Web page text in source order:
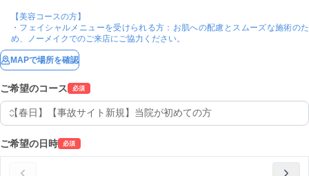
【美容コースの方】
・フェイシャルメニューを受けられる方：お肌への配慮とスムーズな施術のた
め、ノーメイクでのご来店にご協力ください。
MAPで場所を確認
ご希望のコース 必須
ご希望の日時 必須